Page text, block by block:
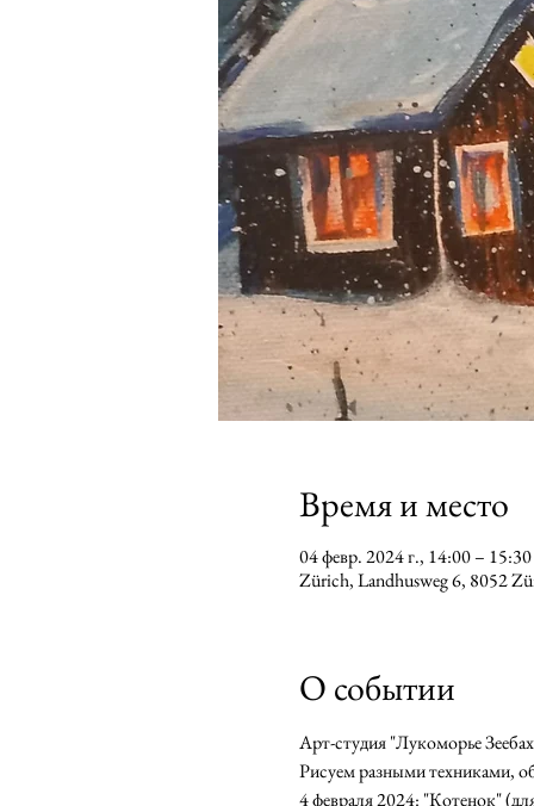
Время и место
04 февр. 2024 г., 14:00 – 15:30
Zürich, Landhusweg 6, 8052
О событии
Арт-студия "Лукоморье
Рисуем разными техниками,
4 февраля 2024: "Котенок"